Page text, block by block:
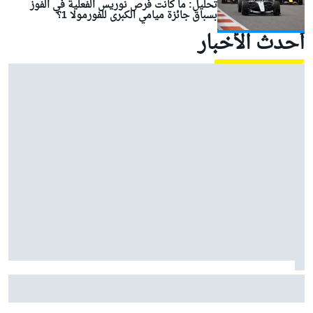
تحليل: ما كانت فرص نوريس الفعلية في الفوز
بسباق جائزة ميامي الكبرى للفورمولا 1؟
أحدث الأخبار
موتو جي بي: مارتين يقود أبريليا إلى ثلاثية في السباق